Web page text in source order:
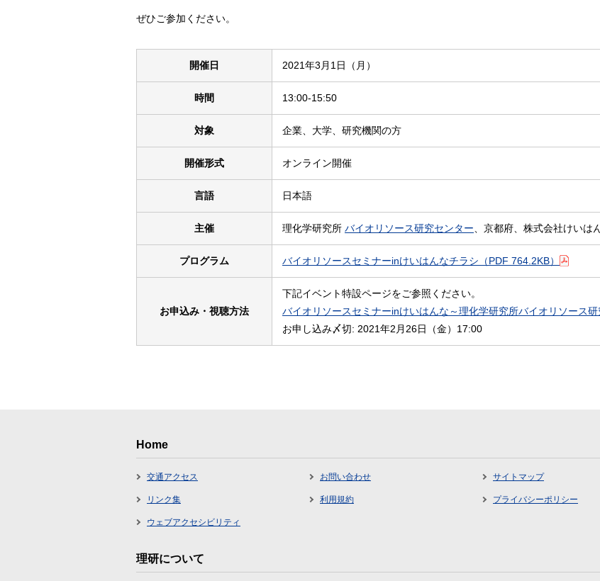
ぜひご参加ください。
開催日 2021年3月1日（月）
時間 13:00-15:50
対象 企業、大学、研究機関の方
開催形式 オンライン開催
言語 日本語
主催 理化学研究所 バイオリソース研究センター 、京都府、株式会社けいは
プログラム バイオリソースセミナーinけいはんなチラシ （PDF 764.2KB）
お申込み・視聴方法
下記イベント特設ページをご参照ください。
バイオリソースセミナーinけいはんな～理化学研究所バイオリソース
お申し込み〆切: 2021年2月26日（金）17:00
Home
交通アクセス お問い合わせ サイトマップ
リンク集 利用規約 プライバシーポリシー
ウェブアクセシビリティ
理研について